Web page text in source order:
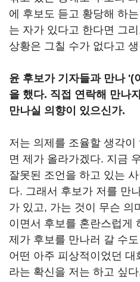
에 후보도 듣고 황당해 하
는 자가 있다고 한다면 그
상황은 그칠 수가 없다고
윤 후보가 기자들과 만나 '(
을 했다. 직접 연락해 만나
만나실 의향이 있으신가.
저는 의제를 조율할 생각
면 제가 올라가겠다. 지금
잘못된 조언을 하고 있는
다. 그래서 후보가 저를 만
가 있고, 가는 것이 무슨 의
이면서 후보를 혼란스럽게
제가 후보를 만나러 갈 수
어떤 아주 피상적이었던 대
라는 확신을 저는 하고 싶